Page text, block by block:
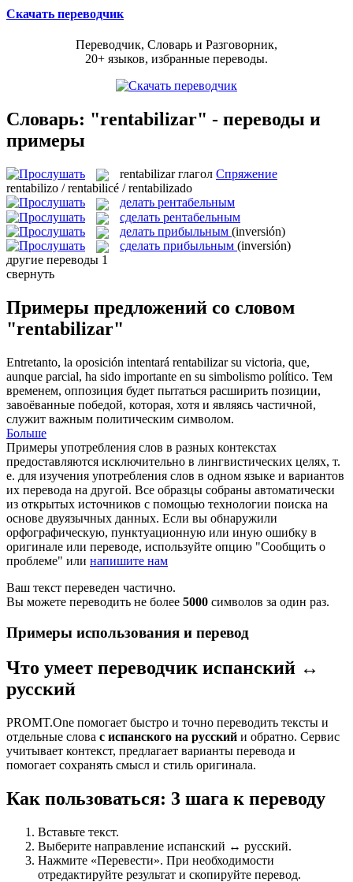
Скачать переводчик
Переводчик, Словарь и Разговорник,
20+ языков, избранные переводы.
Словарь: "rentabilizar" - переводы и
примеры
rentabilizar глагол Спряжение
rentabilizo / rentabilicé / rentabilizado
делать рентабельным
сделать рентабельным
делать прибыльным (inversión)
сделать прибыльным (inversión)
другие переводы 1
свернуть
Примеры предложений со словом
"rentabilizar"
Entretanto, la oposición intentará rentabilizarsu victoria, que,
aunque parcial, ha sido importante en su simbolismo político. Тем
временем, оппозиция будет пытаться расширить позиции,
завоёванные победой, которая, хотя и являясь частичной,
служит важным политическим символом.
Больше
Примеры употребления слов в разных контекстах
предоставляются исключительно в лингвистических целях, т.
е. для изучения употребления слов в одном языке и вариантов
их перевода на другой. Все образцы собраны автоматически
из открытых источников с помощью технологии поиска на
основе двуязычных данных. Если вы обнаружили
орфографическую, пунктуационную или иную ошибку в
оригинале или переводе, используйте опцию "Сообщить о
проблеме" или напишите нам
Ваш текст переведен частично.
Вы можете переводить не более 5000 символов за один раз.
Примеры использования и перевод
Что умеет переводчик испанский ↔
русский
PROMT.One помогает быстро и точно переводить тексты и
отдельные слова с испанского на русский и обратно. Сервис
учитывает контекст, предлагает варианты перевода и
помогает сохранять смысл и стиль оригинала.
Как пользоваться: 3 шага к переводу
Вставьте текст.
Выберите направление испанский ↔ русский.
Нажмите «Перевести». При необходимости
отредактируйте результат и скопируйте перевод.